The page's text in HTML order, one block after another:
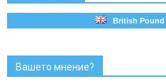
British Pound
Вашето мнение?